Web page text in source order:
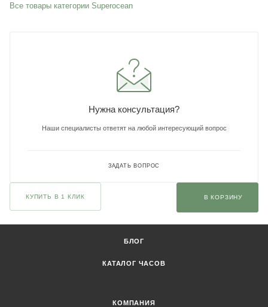
Все товары категории Superocean
Нужна консультация?
Наши специалисты ответят на любой интересующий вопрос
ЗАДАТЬ ВОПРОС
КУПИТЬ В 1 КЛИК В КОРЗИНУ
БЛОГ
КАТАЛОГ ЧАСОВ
КОМПАНИЯ